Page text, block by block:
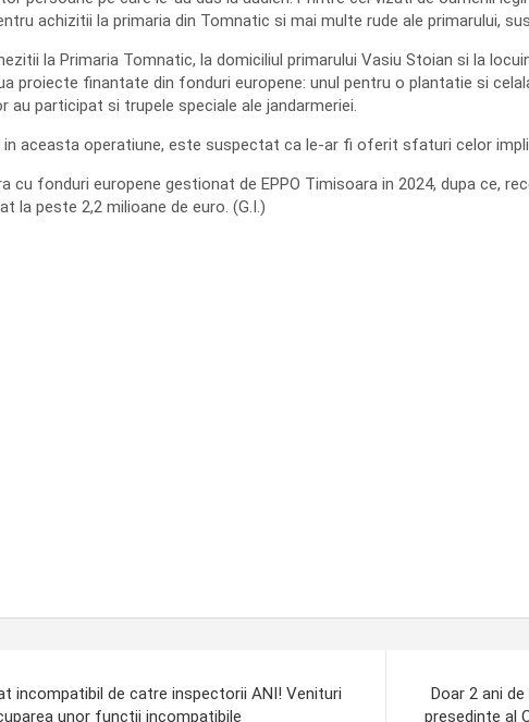
achizitii la primaria din Tomnatic si mai multe rude ale primarului,
la Primaria Tomnatic, la domiciliul primarului Vasiu Stoian si la
proiecte finantate din fonduri europene: unul pentru o plantatie si
au participat si trupele speciale ale jandarmeriei.
in aceasta operatiune, este suspectat ca le-ar fi oferit sfaturi celor
cu fonduri europene gestionat de EPPO Timisoara in 2024, dupa ce,
la peste 2,2 milioane de euro. (G.I.)
incompatibil de catre inspectorii ANI! Venituri
unor functii incompatibile
Doar 2 ani
presedinte al